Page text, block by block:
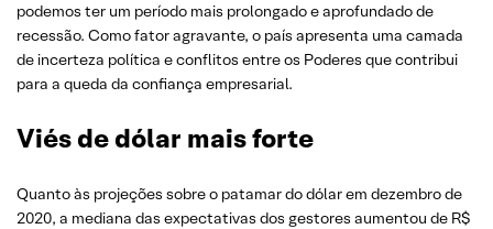
podemos ter um período mais prolongado e aprofundado de
recessão. Como fator agravante, o país apresenta uma camada
de incerteza política e conflitos entre os Poderes que contribui
para a queda da confiança empresarial.
Viés de dólar mais forte
Quanto às projeções sobre o patamar do dólar em dezembro de
2020, a mediana das expectativas dos gestores aumentou de R$